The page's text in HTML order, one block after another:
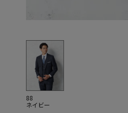
88
ネイビー